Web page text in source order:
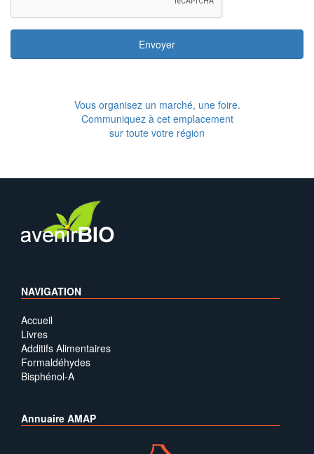
Envoyer
Vous organisez un marché, une foire.
Communiquez à cet emplacement
sur toute votre région
NAVIGATION
Accueil
Livres
Additifs Alimentaires
Formaldéhydes
Bisphénol-A
Annuaire AMAP